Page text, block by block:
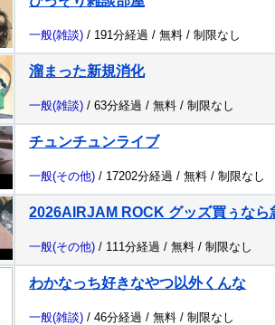
一般(雑談) / 191分経過 / 無料 / 制限なし
溜まった新規消化
一般(雑談) / 63分経過 / 無料 / 制限なし
チュンチュンライブ
一般(その他) / 17202分経過 / 無料 / 制限なし
2026AIRJAM ROCK グッズ買ぅなら
一般(その他) / 111分経過 / 無料 / 制限なし
わかなっち好きなやつ以外くんな
一般(雑談) / 46分経過 / 無料 / 制限なし